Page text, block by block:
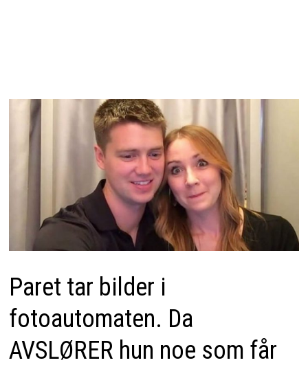
Paret tar bilder i
fotoautomaten. Da
AVSLØRER hun noe som får